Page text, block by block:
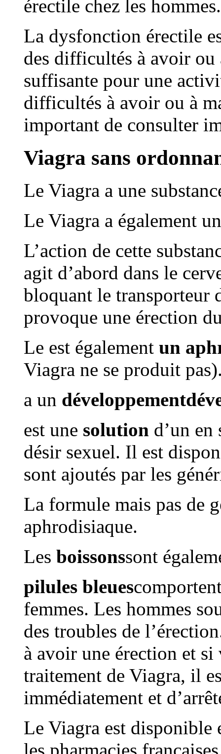
érectile chez les hommes.
La dysfonction érectile
des difficultés à avoir
suffisante pour une
difficultés à avoir ou à
important de consulter
Viagra sans
Le Viagra a une
Le Viagra a également
L’action de cette
agit d’abord dans le
bloquant le transporteur
provoque une érection
Le est également un
Viagra ne se produit
a un développement
est une solution d’un
désir sexuel. Il est
sont ajoutés par les
La formule mais pas de
aphrodisiaque.
Les boissonssont
pilules bleues
femmes. Les hommes
des troubles de
à avoir une érection et si
traitement de Viagra, il
immédiatement et
Le Viagra est disponible